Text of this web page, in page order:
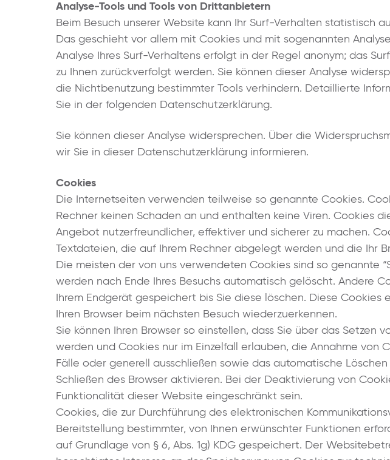
Analyse-Tools und Tools von Drittanbietern
Beim Besuch unserer Website kann Ihr Surf-Verhalten statistisch
Das geschieht vor allem mit Cookies und mit sogenannten
Analyse Ihres Surf-Verhaltens erfolgt in der Regel anonym; das
zu Ihnen zurückverfolgt werden. Sie können dieser Analyse
die Nichtbenutzung bestimmter Tools verhindern. Detaillierte
Sie in der folgenden Datenschutzerklärung.
Sie können dieser Analyse widersprechen. Über die
wir Sie in dieser Datenschutzerklärung informieren.
Cookies
Die Internetseiten verwenden teilweise so genannte Cookies.
Rechner keinen Schaden an und enthalten keine Viren. Cookies
Angebot nutzerfreundlicher, effektiver und sicherer zu machen.
Textdateien, die auf Ihrem Rechner abgelegt werden und die Ihr
Die meisten der von uns verwendeten Cookies sind so genannte
werden nach Ende Ihres Besuchs automatisch gelöscht. Andere
Ihrem Endgerät gespeichert bis Sie diese löschen. Diese Cookies
Ihren Browser beim nächsten Besuch wiederzuerkennen.
Sie können Ihren Browser so einstellen, dass Sie über das Setzen
werden und Cookies nur im Einzelfall erlauben, die Annahme von
Fälle oder generell ausschließen sowie das automatische
Schließen des Browser aktivieren. Bei der Deaktivierung von
Funktionalität dieser Website eingeschränkt sein.
Cookies, die zur Durchführung des elektronischen
Bereitstellung bestimmter, von Ihnen erwünschter Funktionen
auf Grundlage von § 6, Abs. 1g) KDG gespeichert. Der